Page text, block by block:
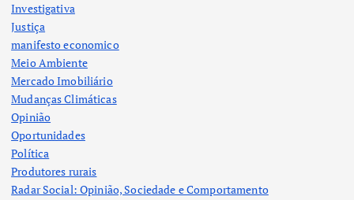
Investigativa
Justiça
manifesto economico
Meio Ambiente
Mercado Imobiliário
Mudanças Climáticas
Opinião
Oportunidades
Política
Produtores rurais
Radar Social: Opinião, Sociedade e Comportamento